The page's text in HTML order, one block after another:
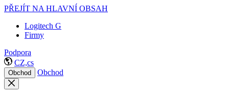
PŘEJÍT NA HLAVNÍ OBSAH
Logitech G
Firmy
Podpora
CZ,cs
Obchod Obchod